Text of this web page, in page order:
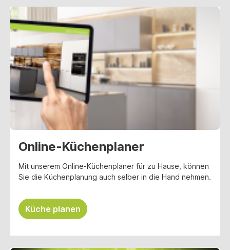
Online-Küchenplaner
Mit unserem Online-Küchenplaner für zu Hause, können
Sie die Küchenplanung auch selber in die Hand nehmen.
Küche planen